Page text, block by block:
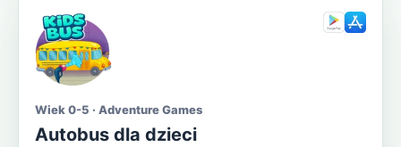
Wiek 0-5 · Adventure Games
Autobus dla dzieci